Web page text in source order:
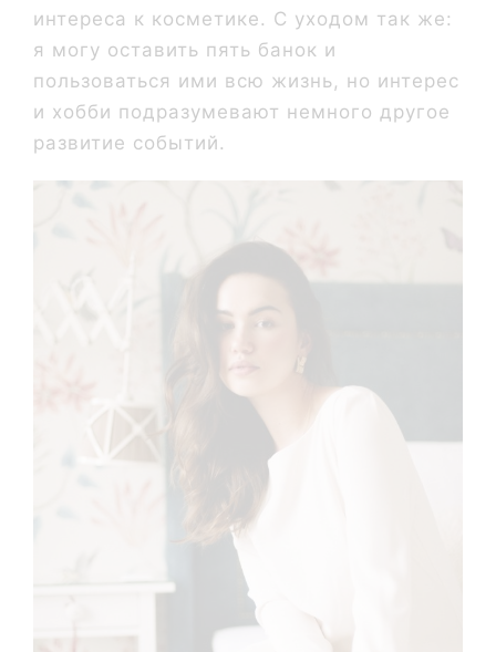
интереса к косметике. С уходом так же:
я могу оставить пять банок и
пользоваться ими всю жизнь, но интерес
и хобби подразумевают немного другое
развитие событий.